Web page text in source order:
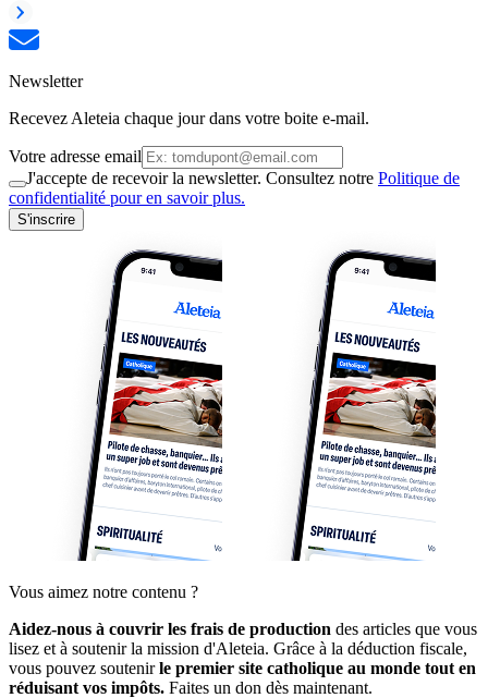
Newsletter
Recevez Aleteia chaque jour dans votre boite e-mail.
Votre adresse email
J'accepte de recevoir la newsletter. Consultez notre Politique de
confidentialité pour en savoir plus.
S'inscrire
Vous aimez notre contenu ?
Aidez-nous à couvrir les frais de production des articles que vous
lisez et à soutenir la mission d'Aleteia. Grâce à la déduction fiscale,
vous pouvez soutenirle premier site catholique au monde tout en
réduisant vos impôts. Faites un don dès maintenant.